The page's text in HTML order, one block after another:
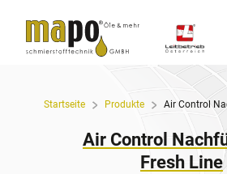
Startseite Produkte Air Control
Air Control
Fresh Line